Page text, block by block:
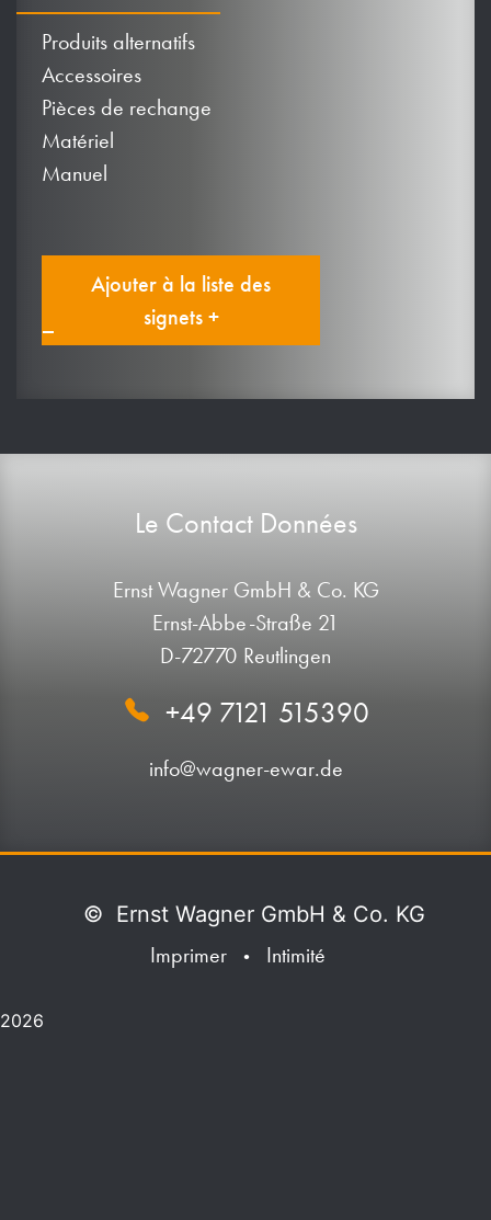
Produits alternatifs
Accessoires
Pièces de rechange
Matériel
Manuel
Ajouter à la liste des
signets +
Le Contact Données
Ernst Wagner GmbH & Co. KG
Ernst-Abbe-Straße 21
D-72770 Reutlingen
+49 7121 515390
info@wagner-ewar.de
© Ernst Wagner GmbH & Co. KG
Imprimer
• Intimité
2026